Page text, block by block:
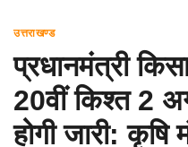
उत्तराखण्ड
प्रधानमंत्री
20वीं किश्त 2
होगी जारी: